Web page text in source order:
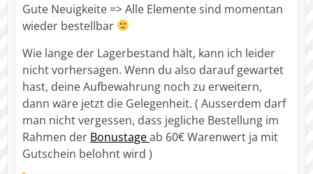
Gute Neuigkeite => Alle Elemente sind momentan
wieder bestellbar
Wie lange der Lagerbestand hält, kann ich leider
nicht vorhersagen. Wenn du also darauf gewartet
hast, deine Aufbewahrung noch zu erweitern,
dann wäre jetzt die Gelegenheit. ( Ausserdem darf
man nicht vergessen, dass jegliche Bestellung im
Rahmen der Bonustageab 60€ Warenwert ja mit
Gutschein belohnt wird )